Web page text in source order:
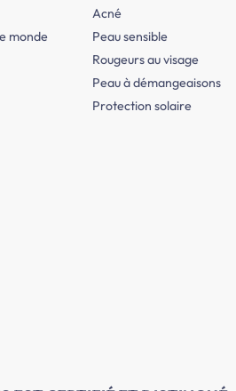
monde
Acné
Peau sensible
Rougeurs au visage
Peau à démangeaisons
Protection solaire